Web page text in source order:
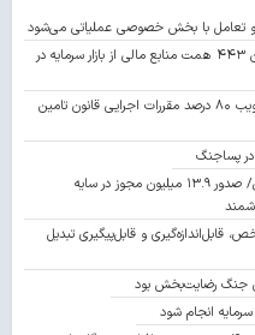
و تعامل با بخش خصوصی عملیاتی می‌شود
در مسیر تغییر ساختار تأمین مالی کشور/ تأمین ۴۴۳ همت منابع مالی از بازار سرمایه در
تأمین مالی تولید بدون فشار بر پایه پولی/ تصویب ۸۰ درصد مقررات اجرایی قانون تامین
پساجنگ
اتصال ۹۷ درصدی مجوزهای کشور به درگاه ملی/ صدور ۱۳.۹ میلیون مجوز در سایه
قابل‌اندازه‌گیری و قابل‌پیگیری تبدیل
جنگ رضایت‌بخش بود
انجام شود